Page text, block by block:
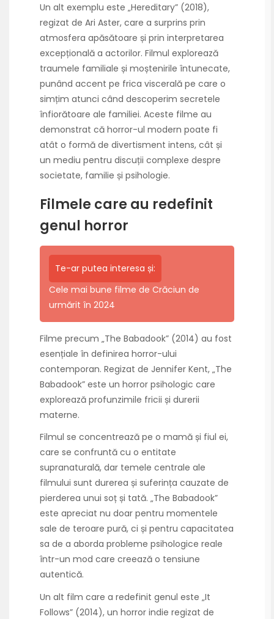
Un alt exemplu este „Hereditary” (2018),
regizat de Ari Aster, care a surprins prin
atmosfera apăsătoare și prin interpretarea
excepțională a actorilor. Filmul explorează
traumele familiale și moștenirile întunecate,
punând accent pe frica viscerală pe care o
simțim atunci când descoperim secretele
înfiorătoare ale familiei. Aceste filme au
demonstrat că horror-ul modern poate fi
atât o formă de divertisment intens, cât și
un mediu pentru discuții complexe despre
societate, familie și psihologie.
Filmele care au redefinit
genul horror
Te-ar putea interesa și:
Cele mai bune filme de Crăciun de
urmărit în 2024
Filme precum „The Babadook” (2014) au fost
esențiale în definirea horror-ului
contemporan. Regizat de Jennifer Kent, „The
Babadook” este un horror psihologic care
explorează profunzimile fricii și durerii
materne.
Filmul se concentrează pe o mamă și fiul ei,
care se confruntă cu o entitate
supranaturală, dar temele centrale ale
filmului sunt durerea și suferința cauzate de
pierderea unui soț și tată. „The Babadook”
este apreciat nu doar pentru momentele
sale de teroare pură, ci și pentru capacitatea
sa de a aborda probleme psihologice reale
într-un mod care creează o tensiune
autentică.
Un alt film care a redefinit genul este „It
Follows” (2014), un horror indie regizat de